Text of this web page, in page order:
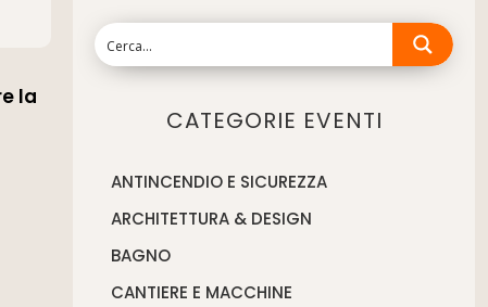
la
CATEGORIE EVENTI
ANTINCENDIO E SICUREZZA
ARCHITETTURA & DESIGN
BAGNO
CANTIERE E MACCHINE